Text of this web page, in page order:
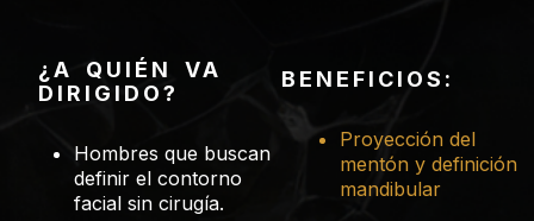
¿A QUIÉN VA
DIRIGIDO?
Hombres que buscan
definir el contorno
facial sin cirugía.
BENEFICIOS:
Proyección del
mentón y definición
mandibular